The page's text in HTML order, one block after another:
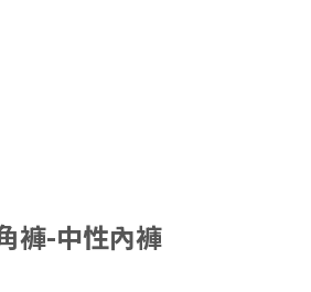
褲-中性內褲